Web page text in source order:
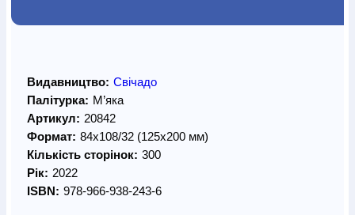
Видавництво: Свічадо
Палітурка: М’яка
Артикул: 20842
Формат: 84х108/32 (125х200 мм)
Кількість сторінок: 300
Рік: 2022
ISBN: 978-966-938-243-6